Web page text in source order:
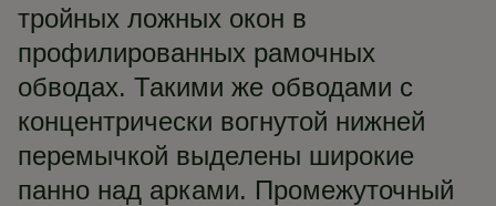
тройных ложных окон в
профилированных рамочных
обводах. Такими же обводами с
концентрически вогнутой нижней
перемычкой выделены широкие
панно над арками. Промежуточный